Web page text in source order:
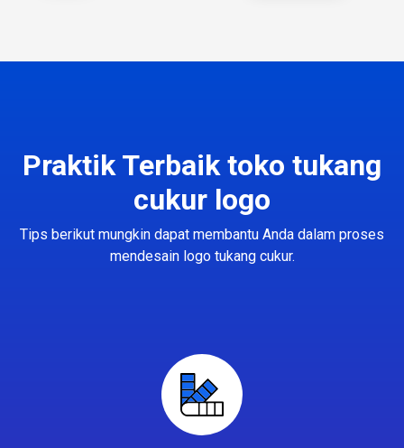
Praktik Terbaik toko tukang
cukur logo
Tips berikut mungkin dapat membantu Anda dalam proses
mendesain logo tukang cukur.